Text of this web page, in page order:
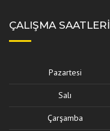
ÇALIŞMA SAATLERI
Pazartesi
Salı
Çarşamba